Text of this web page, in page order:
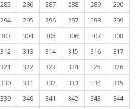
285 286 287 288 289
290
294 295 296 297 298
299
303 304 305 306 307
308
312 313 314 315 316
317
321 322 323 324 325
326
330 331 332 333 334
335
339 340 341 342 343
344